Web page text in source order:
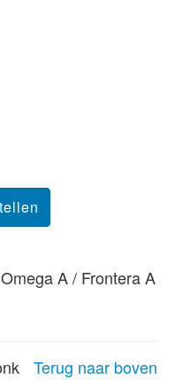
A / Frontera A
Terug naar boven